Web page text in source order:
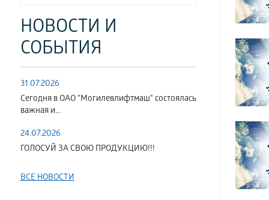
НОВОСТИ И
СОБЫТИЯ
31.07.2026
Сегодня в ОАО "Могилевлифтмаш" состоялась
важная и...
24.07.2026
ГОЛОСУЙ ЗА СВОЮ ПРОДУКЦИЮ!!!
ВСЕ НОВОСТИ